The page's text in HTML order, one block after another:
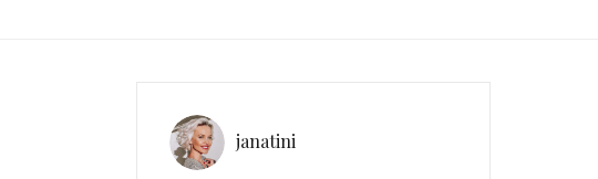
janatini